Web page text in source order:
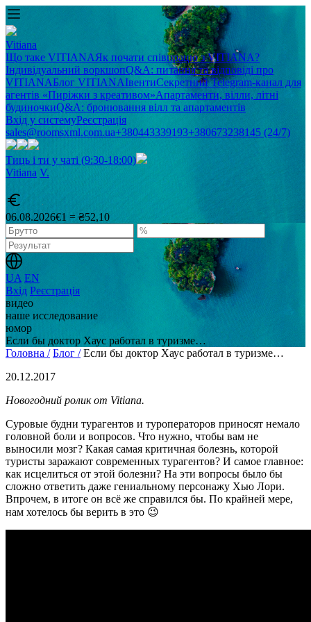
Vitiana
Що таке VITIANAЯк почати співпрацю з VITIANA?
Індивідуальний воркшопQ&A: питання та відповіді про
VITIANAБлог VITIANAІвентиСекретний Telegram-канал для
агентів «Пиріжки з креативом»Апартаменти, вілли, літні
будиночкиQ&A: бронювання вілл та апартаментів
Вхід у системуРеєстрація
sales@roomsxml.com.ua+380443339193+380673238145 (24/7)
Тиць і ти у чаті (9:30-18:00)
Vitiana V.
06.08.2026€1 = ₴52,10
UA EN
Вхід Реєстрація
видео
наше исследование
юмор
Если бы доктор Хаус работал в туризме…
Головна / Блог / Если бы доктор Хаус работал в туризме…
20.12.2017
Новогодний ролик от Vitiana.
Суровые будни турагентов и туроператоров приносят немало
головной боли и вопросов. Что нужно, чтобы вам не
выносили мозг? Какая самая критичная болезнь, которой
туристы заражают современных турагентов? И самое главное:
как исцелиться от этой болезни? На эти вопросы было бы
сложно ответить даже гениальному персонажу Хью Лори.
Впрочем, в итоге он всё же справился бы. По крайней мере,
нам хотелось бы верить в это 😉